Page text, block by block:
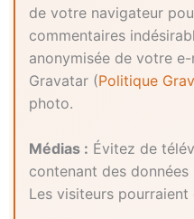
de votre navigateur
commentaires
anonymisée de votre
Gravatar (Politique
photo.
Médias : Évitez de
contenant des données
Les visiteurs